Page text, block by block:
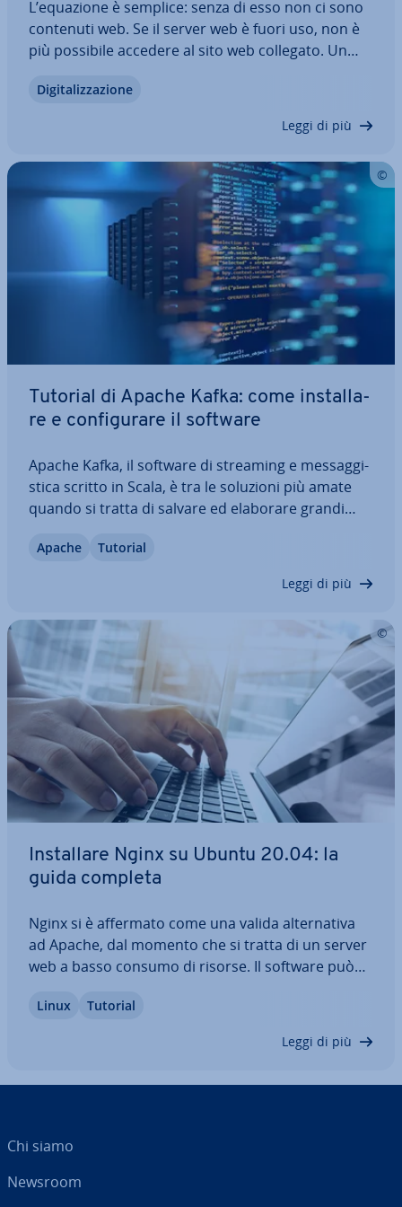
L’equazione è semplice: senza di esso non ci sono
contenuti web. Se il server web è fuori uso, non è
più possibile accedere al sito web collegato. Un
accedere a internet. Ma come funziona nel
Di­gi­ta­liz­za­zio­ne
Leggi di più
Tutorial di Apache Kafka: come in­stal­la­
re e con­fi­gu­ra­re il software
Apache Kafka, il software di streaming e mes­sag­gi­
sti­ca scritto in Scala, è tra le soluzioni più amate
quando si tratta di salvare ed elaborare grandi
tutorial di Kafka potrete scoprire quali sono i
Apache Tutorial
Leggi di più
In­stal­la­re Nginx su Ubuntu 20.04: la
guida completa
Nginx si è affermato come una valida al­ter­na­ti­va
ad Apache, dal momento che si tratta di un server
web a basso consumo di risorse. Il software può
su Ubuntu 20.04. In questo articolo vi spie­ghia­mo
Linux Tutorial
Leggi di più
Chi siamo
Newsroom